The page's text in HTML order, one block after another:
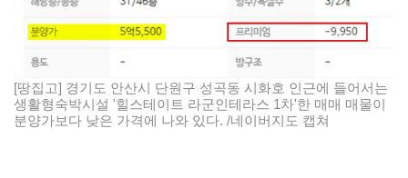
[땅집고] 경기도 안산시 단원구 성곡동 시화호 인근에 들어서는
생활형숙박시설 '힐스테이트 라군인테라스 1차'한 매매 매물이
분양가보다 낮은 가격에 나와 있다. /네이버지도 캡쳐